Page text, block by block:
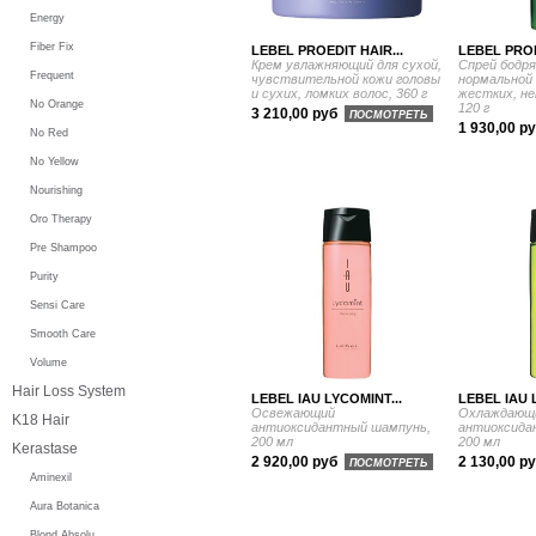
LEBEL PROEDIT HAIR...
Крем увлажняющий для сухой,
чувствительной кожи головы
и сухих, ломких волос, 360 г
3 210,00 руб ПОСМОТРЕТЬ
LEBEL
Спрей
нормальной
жестких,
120 г
1 930,00
LEBEL IAU LYCOMINT...
Освежающий
антиоксидантный шампунь,
200 мл
2 920,00 руб ПОСМОТРЕТЬ
LEBEL IAU
200 мл
2 130,00
Energy
Fiber Fix
Frequent
No Orange
No Red
No Yellow
Nourishing
Oro Therapy
Pre Shampoo
Purity
Sensi Care
Smooth Care
Volume
Hair Loss System
K18 Hair
Kerastase
Aminexil
Aura Botanica